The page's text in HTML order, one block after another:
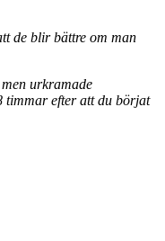
de blir bättre om man
urkramade
timmar efter att du börjat